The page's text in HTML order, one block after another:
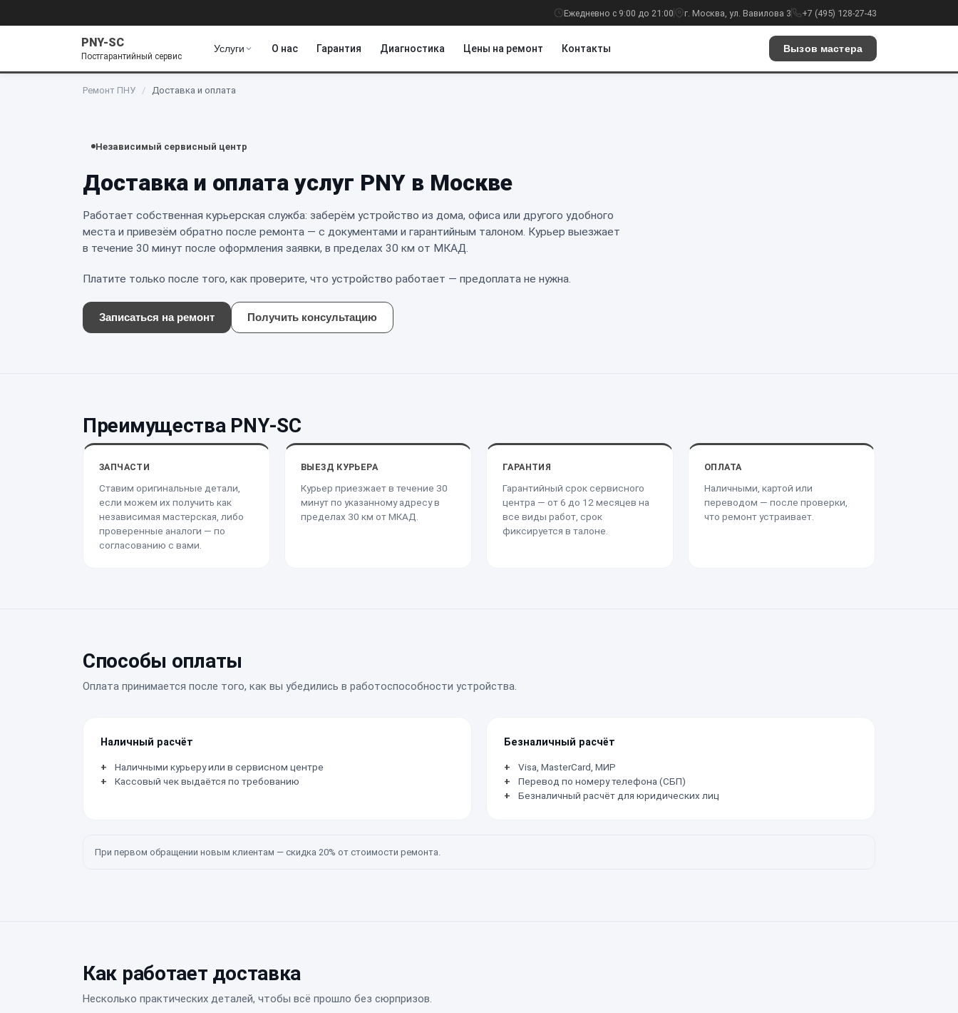
Ежедневно с 9:00 до 21:00 г. Москва, ул. Вавилова 3 +7 (495) 128-27-43
PNY-SC
Постгарантийный сервис
Услуги О нас Гарантия Диагностика Цены на ремонт Контакты Вызов мастера
Ремонт ПНУ / Доставка и оплата
Независимый сервисный центр
Доставка и оплата услуг PNY в Москве
Работает собственная курьерская служба: заберём устройство из дома, офиса или другого удобного
места и привезём обратно после ремонта — с документами и гарантийным талоном. Курьер выезжает
в течение 30 минут после оформления заявки, в пределах 30 км от МКАД.
Платите только после того, как проверите, что устройство работает — предоплата не нужна.
Записаться на ремонт Получить консультацию
Преимущества PNY-SC
ЗАПЧАСТИ
Ставим оригинальные детали,
если можем их получить как
независимая мастерская, либо
проверенные аналоги — по
согласованию с вами.
ВЫЕЗД КУРЬЕРА
Курьер приезжает в течение 30
минут по указанному адресу в
пределах 30 км от МКАД.
ГАРАНТИЯ
Гарантийный срок сервисного
центра — от 6 до 12 месяцев на
все виды работ, срок
фиксируется в талоне.
ОПЛАТА
Наличными, картой или
переводом — после проверки,
что ремонт устраивает.
Способы оплаты
Оплата принимается после того, как вы убедились в работоспособности устройства.
Наличный расчёт
Наличными курьеру или в сервисном центре
Кассовый чек выдаётся по требованию
Безналичный расчёт
Visa, MasterCard, МИР
Перевод по номеру телефона (СБП)
Безналичный расчёт для юридических лиц
При первом обращении новым клиентам — скидка 20% от стоимости ремонта.
Как работает доставка
Несколько практических деталей, чтобы всё прошло без сюрпризов.